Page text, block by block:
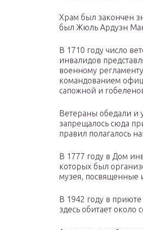
Храм был закончен
был Жюль Ардуэн
В 1710 году число
инвалидов
военному
командованием
сапожной и
Ветераны обедали и
запрещалось сюда
правил полагалось
В 1777 году в Дом
которых был
музея, посвященные
В 1942 году в
здесь обитает